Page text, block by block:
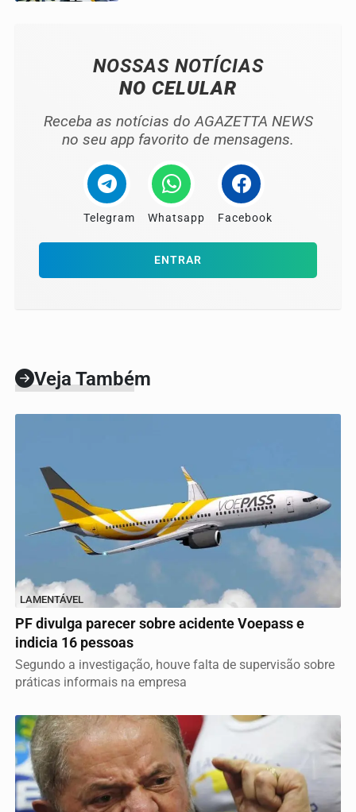
NOSSAS NOTÍCIAS
NO CELULAR
Receba as notícias do AGAZETTA NEWS
no seu app favorito de mensagens.
Telegram Whatsapp Facebook
ENTRAR
Veja Também
LAMENTÁVEL
PF divulga parecer sobre acidente Voepass e
indicia 16 pessoas
Segundo a investigação, houve falta de supervisão sobre
práticas informais na empresa